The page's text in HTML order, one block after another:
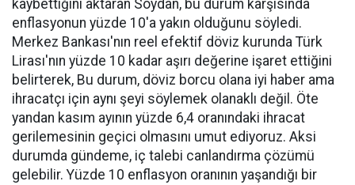
kaybettiğini aktaran Soydan, bu durum karşısında
enflasyonun yüzde 10'a yakın olduğunu söyledi.
Merkez Bankası'nın reel efektif döviz kurunda Türk
Lirası'nın yüzde 10 kadar aşırı değerine işaret ettiğini
belirterek, Bu durum, döviz borcu olana iyi haber ama
ihracatçı için aynı şeyi söylemek olanaklı değil. Öte
yandan kasım ayının yüzde 6,4 oranındaki ihracat
gerilemesinin geçici olmasını umut ediyoruz. Aksi
durumda gündeme, iç talebi canlandırma çözümü
gelebilir. Yüzde 10 enflasyon oranının yaşandığı bir